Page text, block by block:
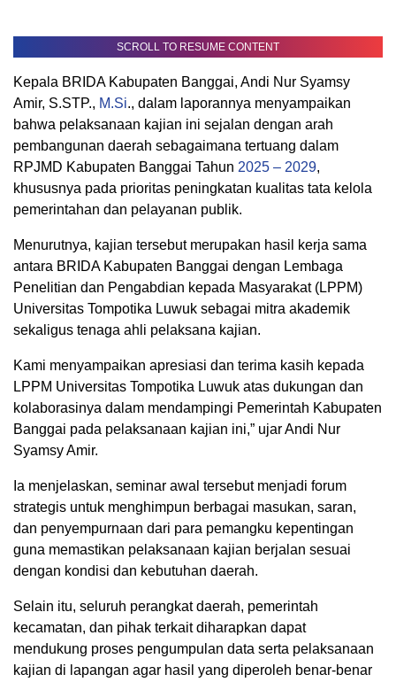
SCROLL TO RESUME CONTENT
Kepala BRIDA Kabupaten Banggai, Andi Nur Syamsy
Amir, S.STP., M.Si., dalam laporannya menyampaikan
bahwa pelaksanaan kajian ini sejalan dengan arah
pembangunan daerah sebagaimana tertuang dalam
RPJMD Kabupaten Banggai Tahun 2025 – 2029,
khususnya pada prioritas peningkatan kualitas tata kelola
pemerintahan dan pelayanan publik.
Menurutnya, kajian tersebut merupakan hasil kerja sama
antara BRIDA Kabupaten Banggai dengan Lembaga
Penelitian dan Pengabdian kepada Masyarakat (LPPM)
Universitas Tompotika Luwuk sebagai mitra akademik
sekaligus tenaga ahli pelaksana kajian.
Kami menyampaikan apresiasi dan terima kasih kepada
LPPM Universitas Tompotika Luwuk atas dukungan dan
kolaborasinya dalam mendampingi Pemerintah Kabupaten
Banggai pada pelaksanaan kajian ini,” ujar Andi Nur
Syamsy Amir.
Ia menjelaskan, seminar awal tersebut menjadi forum
strategis untuk menghimpun berbagai masukan, saran,
dan penyempurnaan dari para pemangku kepentingan
guna memastikan pelaksanaan kajian berjalan sesuai
dengan kondisi dan kebutuhan daerah.
Selain itu, seluruh perangkat daerah, pemerintah
kecamatan, dan pihak terkait diharapkan dapat
mendukung proses pengumpulan data serta pelaksanaan
kajian di lapangan agar hasil yang diperoleh benar-benar